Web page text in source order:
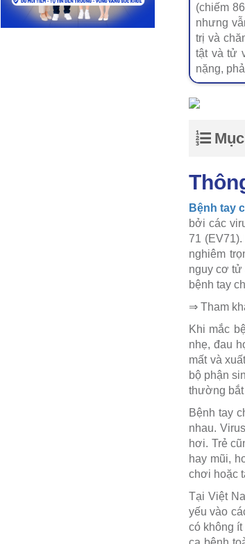
(chiếm
nhưng
trị và
tật và tử
nặng,
Bệnh tay
bởi các
71
nghiêm
nguy cơ tử
bệnh tay
⇒ Tham
Khi mắc
nhẹ, đau
mất và
bộ phận
thường bắt
Bệnh tay
nhau.
hơi. Trẻ
hay mũi,
chơi hoặc
Tại Việt
yếu vào
có không